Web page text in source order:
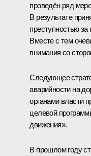
проведён ряд
В результате
преступностью
Вместе с тем
внимания со
Следующее
аварийности на
органами власти
целевой
движения».
В прошлом году